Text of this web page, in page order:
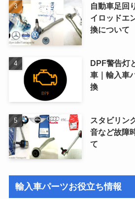
自動車足回
イロッドエ
換について
DPF警告灯
車｜輸入車
換
スタビリン
音など故障
て
輸入車パーツお役立ち情報